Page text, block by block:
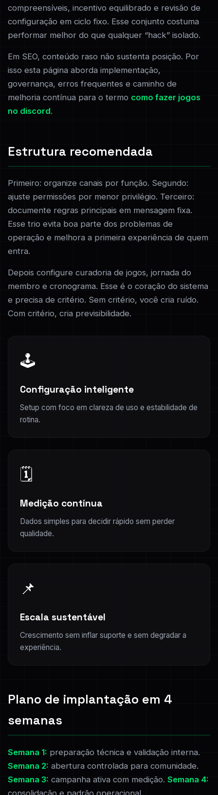
compreensíveis, incentivo equilibrado e revisão de
configuração em ciclo fixo. Esse conjunto costuma
performar melhor do que qualquer “hack” isolado.
Em SEO, conteúdo raso não sustenta posição. Por
isso esta página aborda implementação,
governança, erros frequentes e caminho de
melhoria contínua para o termo como fazer jogos
no discord.
Estrutura recomendada
Primeiro: organize canais por função. Segundo:
ajuste permissões por menor privilégio. Terceiro:
documente regras principais em mensagem fixa.
Esse trio evita boa parte dos problemas de
operação e melhora a primeira experiência de quem
entra.
Depois configure curadoria de jogos, jornada do
membro e cronograma. Esse é o coração do sistema
e precisa de critério. Sem critério, você cria ruído.
Com critério, cria previsibilidade.
🕹️
Configuração inteligente
Setup com foco em clareza de uso e estabilidade de
rotina.
🗓️
Medição contínua
Dados simples para decidir rápido sem perder
qualidade.
📌
Escala sustentável
Crescimento sem inflar suporte e sem degradar a
experiência.
Plano de implantação em 4
semanas
Semana 1: preparação técnica e validação interna.
Semana 2: abertura controlada para comunidade.
Semana 3: campanha ativa com medição. Semana 4:
consolidação e padrão operacional.